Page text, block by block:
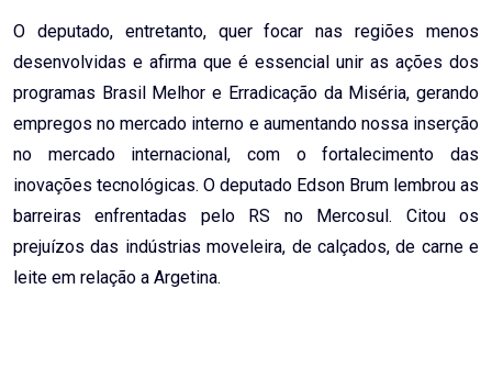
O deputado, entretanto, quer focar nas regiões menos
desenvolvidas e afirma que é essencial unir as ações dos
programas Brasil Melhor e Erradicação da Miséria, gerando
empregos no mercado interno e aumentando nossa inserção
no mercado internacional, com o fortalecimento das
inovações tecnológicas. O deputado Edson Brum lembrou as
barreiras enfrentadas pelo RS no Mercosul. Citou os
prejuízos das indústrias moveleira, de calçados, de carne e
leite em relação a Argetina.